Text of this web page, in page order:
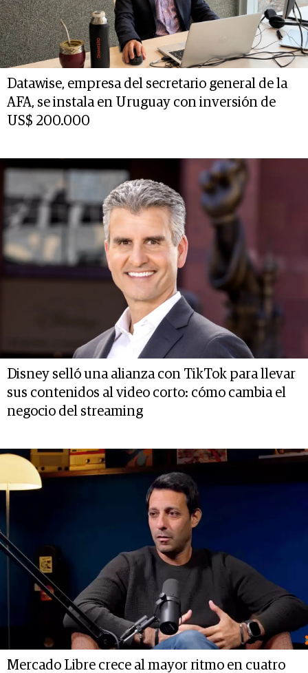
Datawise, empresa del secretario general de la
AFA, se instala en Uruguay con inversión de
US$ 200.000
Disney selló una alianza con TikTok para llevar
sus contenidos al video corto: cómo cambia el
negocio del streaming
Mercado Libre crece al mayor ritmo en cuatro